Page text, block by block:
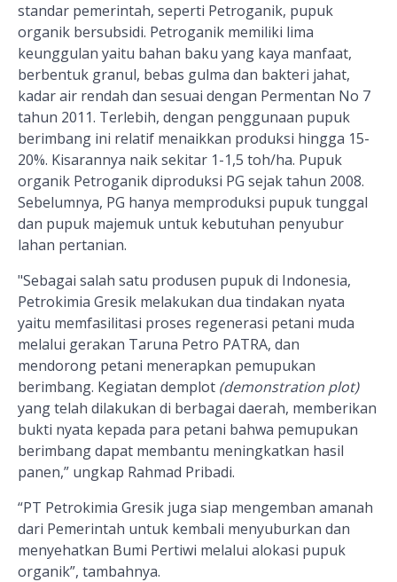
standar pemerintah, seperti Petroganik, pupuk
organik bersubsidi. Petroganik memiliki lima
keunggulan yaitu bahan baku yang kaya manfaat,
berbentuk granul, bebas gulma dan bakteri jahat,
kadar air rendah dan sesuai dengan Permentan No 7
tahun 2011. Terlebih, dengan penggunaan pupuk
berimbang ini relatif menaikkan produksi hingga 15-
20%. Kisarannya naik sekitar 1-1,5 toh/ha. Pupuk
organik Petroganik diproduksi PG sejak tahun 2008.
Sebelumnya, PG hanya memproduksi pupuk tunggal
dan pupuk majemuk untuk kebutuhan penyubur
lahan pertanian.
"Sebagai salah satu produsen pupuk di Indonesia,
Petrokimia Gresik melakukan dua tindakan nyata
yaitu memfasilitasi proses regenerasi petani muda
melalui gerakan Taruna Petro PATRA, dan
mendorong petani menerapkan pemupukan
berimbang. Kegiatan demplot (demonstration plot)
yang telah dilakukan di berbagai daerah, memberikan
bukti nyata kepada para petani bahwa pemupukan
berimbang dapat membantu meningkatkan hasil
panen,” ungkap Rahmad Pribadi.
“PT Petrokimia Gresik juga siap mengemban amanah
dari Pemerintah untuk kembali menyuburkan dan
menyehatkan Bumi Pertiwi melalui alokasi pupuk
organik”, tambahnya.